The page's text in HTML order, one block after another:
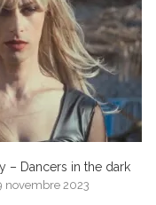
– Dancers in the dark
novembre 2023